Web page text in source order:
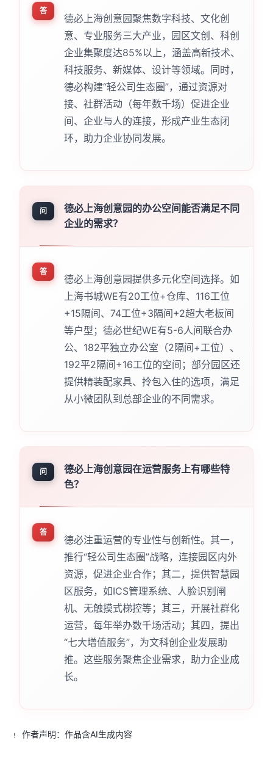
答
德必上海创意园聚焦数字科技、文化创
意、专业服务三大产业，园区文创、科创
企业集聚度达85%以上，涵盖高新技术、
科技服务、新媒体、设计等领域。同时，
德必构建“轻公司生态圈”，通过资源对
接、社群活动（每年数千场）促进企业
间、企业与人的连接，形成产业生态闭
环，助力企业协同发展。
问
德必上海创意园的办公空间能否满足不同
企业的需求？
答
德必上海创意园提供多元化空间选择。如
上海书城WE有20工位+仓库、116工位
+15隔间、74工位+3隔间+2超大老板间
等户型；德必世纪WE有5-6人间联合办
公、182平独立办公室（2隔间+工位）、
192平2隔间+16工位的空间；部分园区还
提供精装配家具、拎包入住的选项，满足
从小微团队到总部企业的不同需求。
问
德必上海创意园在运营服务上有哪些特
色？
答
德必注重运营的专业性与创新性。其一，
推行“轻公司生态圈”战略，连接园区内外
资源，促进企业合作；其二，提供智慧园
区服务，如ICS管理系统、人脸识别闸
机、无触摸式梯控等；其三，开展社群化
运营，每年举办数千场活动；其四，提出
“七大增值服务”，为文科创企业发展助
推。这些服务聚焦企业需求，助力企业成
长。
作者声明：作品含AI生成内容